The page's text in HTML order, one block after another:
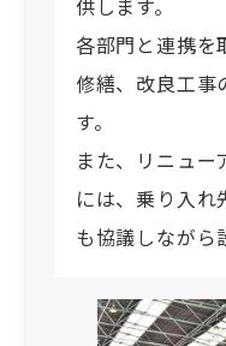
供します。
各部門と連携を
修繕、改良工事
す。
また、リニュ
には、乗り入れ
も協議しながら